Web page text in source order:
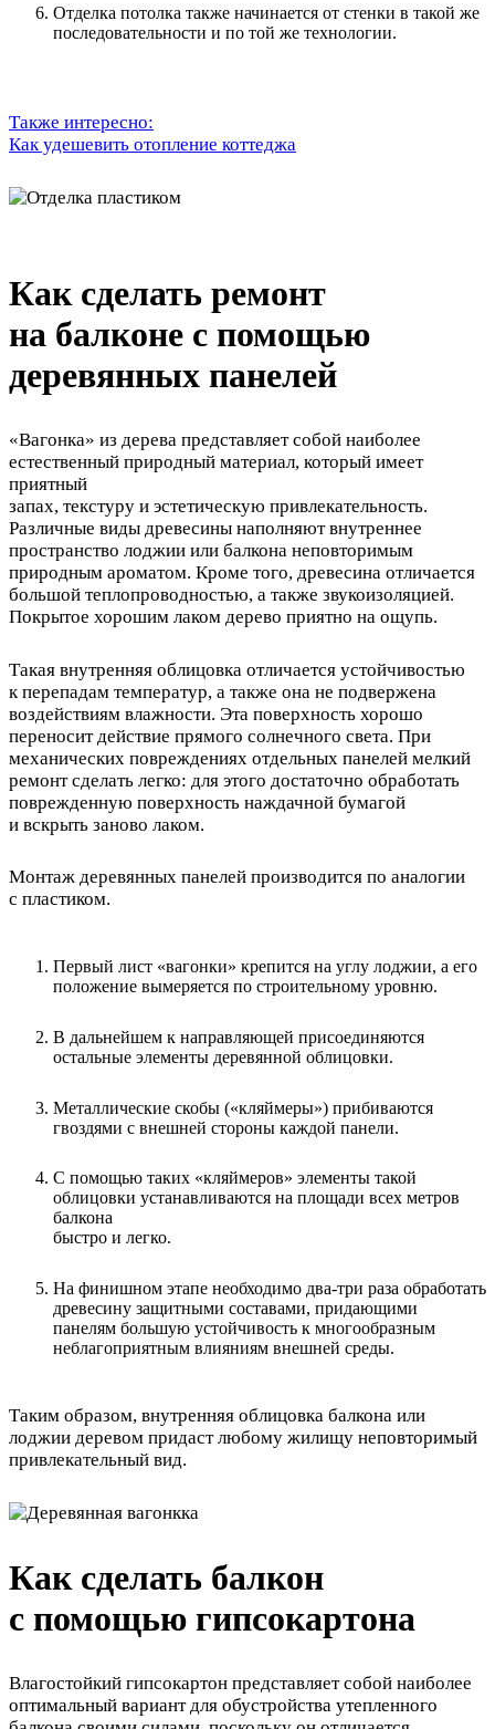
Отделка потолка также начинается от стенки в такой же
последовательности и по той же технологии.
Также интересно:
Как удешевить отопление коттеджа
Как сделать ремонт
на балконе с помощью
деревянных панелей
«Вагонка» из дерева представляет собой наиболее
естественный природный материал, который имеет
приятный
запах, текстуру и эстетическую привлекательность.
Различные виды древесины наполняют внутреннее
пространство лоджии или балкона неповторимым
природным ароматом. Кроме того, древесина отличается
большой теплопроводностью, а также звукоизоляцией.
Покрытое хорошим лаком дерево приятно на ощупь.
Такая внутренняя облицовка отличается устойчивостью
к перепадам температур, а также она не подвержена
воздействиям влажности. Эта поверхность хорошо
переносит действие прямого солнечного света. При
механических повреждениях отдельных панелей мелкий
ремонт сделать легко: для этого достаточно обработать
поврежденную поверхность наждачной бумагой
и вскрыть заново лаком.
Монтаж деревянных панелей производится по аналогии
с пластиком.
Первый лист «вагонки» крепится на углу лоджии, а его
положение вымеряется по строительному уровню.
В дальнейшем к направляющей присоединяются
остальные элементы деревянной облицовки.
Металлические скобы («кляймеры») прибиваются
гвоздями с внешней стороны каждой панели.
С помощью таких «кляймеров» элементы такой
облицовки устанавливаются на площади всех метров
балкона
быстро и легко.
На финишном этапе необходимо два-три раза обработать
древесину защитными составами, придающими
панелям большую устойчивость к многообразным
неблагоприятным влияниям внешней среды.
Таким образом, внутренняя облицовка балкона или
лоджии деревом придаст любому жилищу неповторимый
привлекательный вид.
Как сделать балкон
с помощью гипсокартона
Влагостойкий гипсокартон представляет собой наиболее
оптимальный вариант для обустройства утепленного